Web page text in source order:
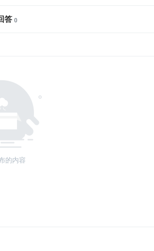
答
的内容